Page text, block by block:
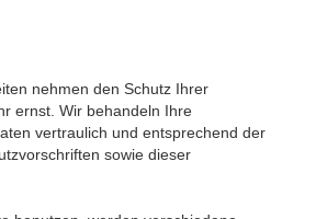
nehmen den Schutz Ihrer
ernst. Wir behandeln Ihre
vertraulich und entsprechend der
sowie dieser